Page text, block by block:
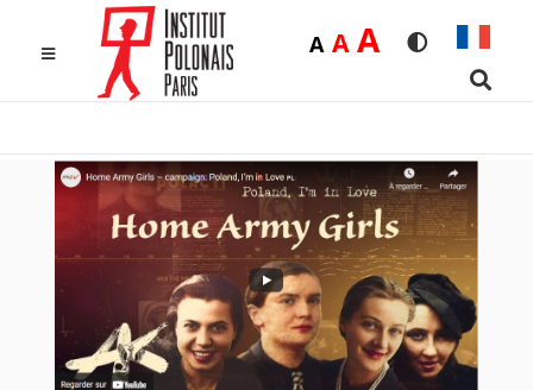
Rozmiar
ADomyślna
AŚrednia
ADużaWersja